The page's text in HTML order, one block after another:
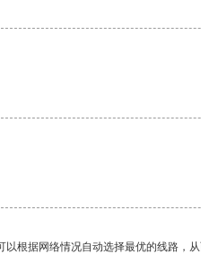
根据网络情况自动选择最优的线路，从